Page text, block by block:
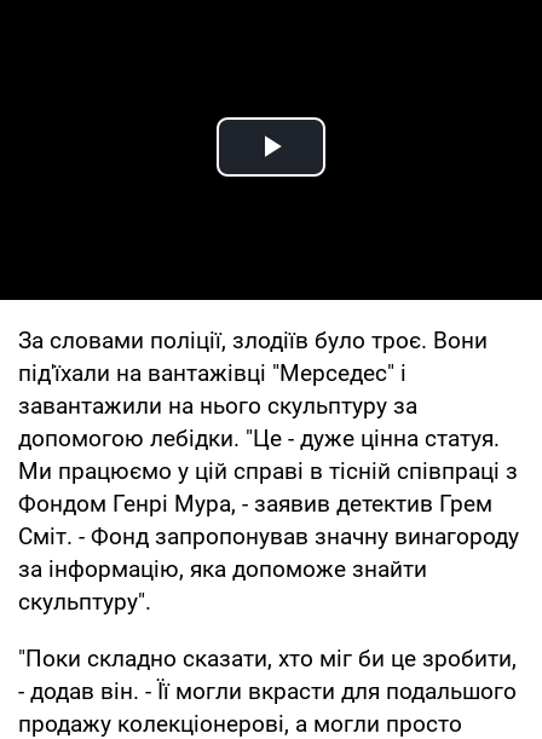
Play Video
За словами поліції, злодіїв було троє. Вони
під'їхали на вантажівці "Мерседес" і
завантажили на нього скульптуру за
допомогою лебідки. "Це - дуже цінна статуя.
Ми працюємо у цій справі в тісній співпраці з
Фондом Генрі Мура, - заявив детектив Грем
Сміт. - Фонд запропонував значну винагороду
за інформацію, яка допоможе знайти
скульптуру".
"Поки складно сказати, хто міг би це зробити,
- додав він. - Її могли вкрасти для подальшого
продажу колекціонерові, а могли просто